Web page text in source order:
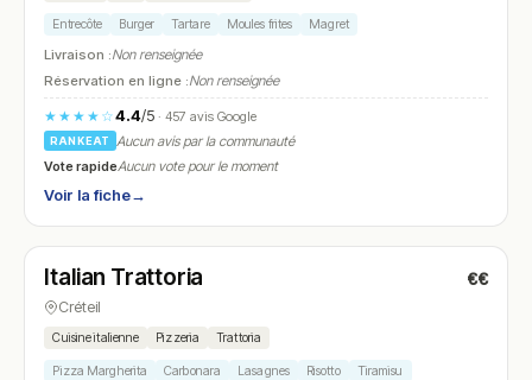
Entrecôte Burger Tartare Moules frites Magret
Livraison :Non renseignée
Réservation en ligne :Non renseignée
★★★★☆4.4/5· 457 avis Google
RANKEAT
Aucun avis par la communauté
Vote rapideAucun vote pour le moment
Voir la fiche→
N° 17
Italian Trattoria €€
Créteil
Cuisine italienne Pizzeria Trattoria
Pizza Margherita Carbonara Lasagnes Risotto Tiramisu